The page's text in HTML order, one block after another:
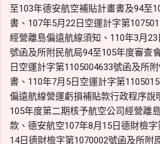
至103年德安航空補貼計畫書及94至
書、107年5月22日空運計字第
經營離島偏遠航線須知、110年3月23
號函及所附民航局94至105年度審查
日空運計字第1105004633號函及所
書、110年7月5日空運計字第
偏遠航線營運虧損補貼款行政程序說
105年度第二期核予航空公司經營離
款、德安航空107年8月15日德財檢字
14日德財檢字第1070002號函及所附